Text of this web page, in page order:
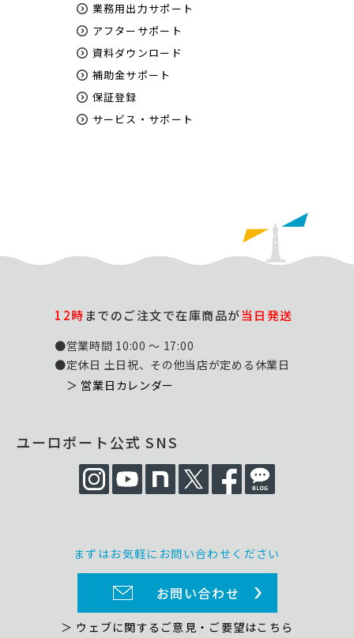
業務用出力サポート
アフターサポート
資料ダウンロード
補助金サポート
保証登録
サービス・サポート
12時までのご注文で在庫商品が当日発送
●営業時間 10:00 ～ 17:00
●定休日 土日祝、その他当店が定める休業日
＞ 営業日カレンダー
ユーロポート公式 SNS
まずはお気軽にお問い合わせください
お問い合わせ
＞ ウェブに関するご意見・ご要望はこちら